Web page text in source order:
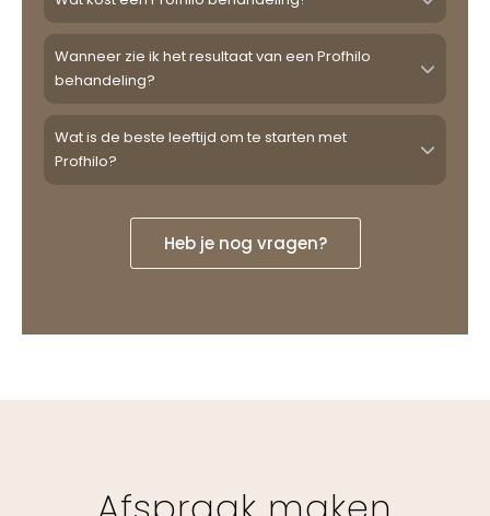
Wanneer zie ik het resultaat van een Profhilo
behandeling?
Wat is de beste leeftijd om te starten met
Profhilo?
Heb je nog vragen?